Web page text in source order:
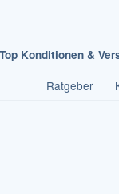
Konditionen &
Ratgeber